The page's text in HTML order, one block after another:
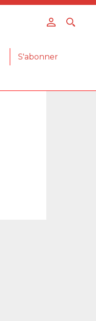
S'abonner